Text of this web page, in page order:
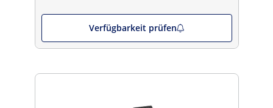
Verfügbarkeit prüfen